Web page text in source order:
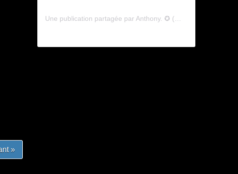
»
Une publication partagée par Anthony. ✪ (@lyagamii)